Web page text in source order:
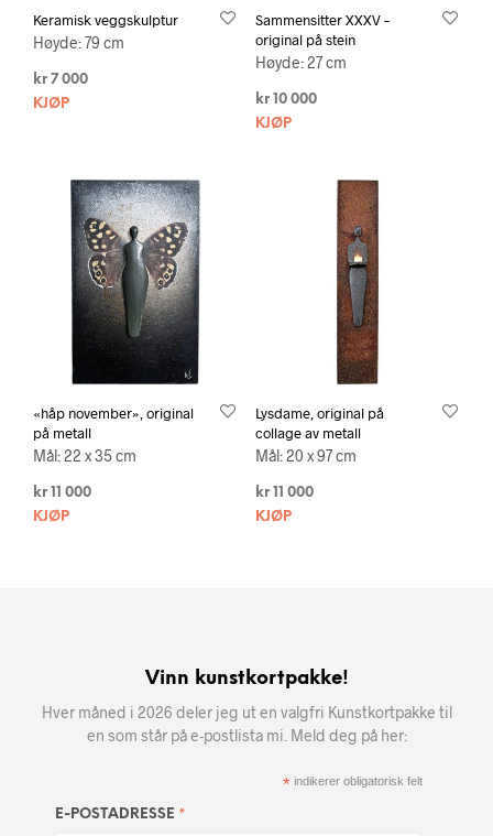
Keramisk veggskulptur
Høyde: 79 cm
kr 7 000
KJØP
Sammensitter XXXV –
original på stein
Høyde: 27 cm
kr10 000
KJØP
«håp november», original
på metall
Mål: 22 x 35 cm
kr 11 000
KJØP
Lysdame, original på
collage av metall
Mål: 20 x 97 cm
kr11 000
KJØP
Vinn kunstkortpakke!
Hver måned i 2026 deler jeg ut en valgfri Kunstkortpakke til
en som står på e-postlista mi. Meld deg på her:
* indikerer obligatorisk felt
E-POSTADRESSE *